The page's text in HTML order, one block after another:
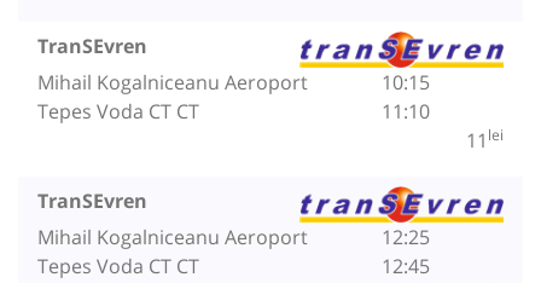
TranSEvren
Mihail Kogalniceanu Aeroport
Tepes Voda CT CT
10:15
11:10
11 lei
TranSEvren
Mihail Kogalniceanu Aeroport
Tepes Voda CT CT
12:25
12:45